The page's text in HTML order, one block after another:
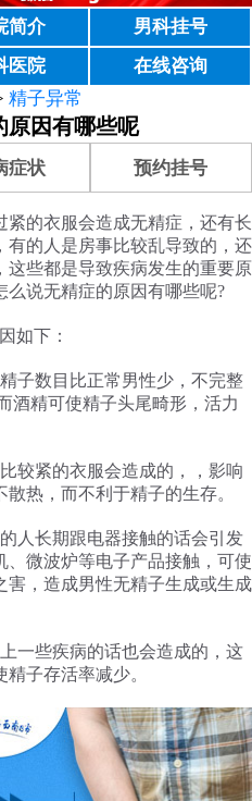
简介
男科挂号
医院
在线咨询
精子异常
原因有哪些呢
症状 预约挂号
紧的衣服会造成无精症，还有长
有的人是房事比较乱导致的，还
些都是导致疾病发生的重要原
么说无精症的原因有哪些呢?
如下：
子数目比正常男性少，不完整
酒精可使精子头尾畸形，活力
较紧的衣服会造成的，，影响
热，而不利于精子的生存。
人长期跟电器接触的话会引发
、微波炉等电子产品接触，可使
害，造成男性无精子生成或生成
一些疾病的话也会造成的，这
子存活率减少。